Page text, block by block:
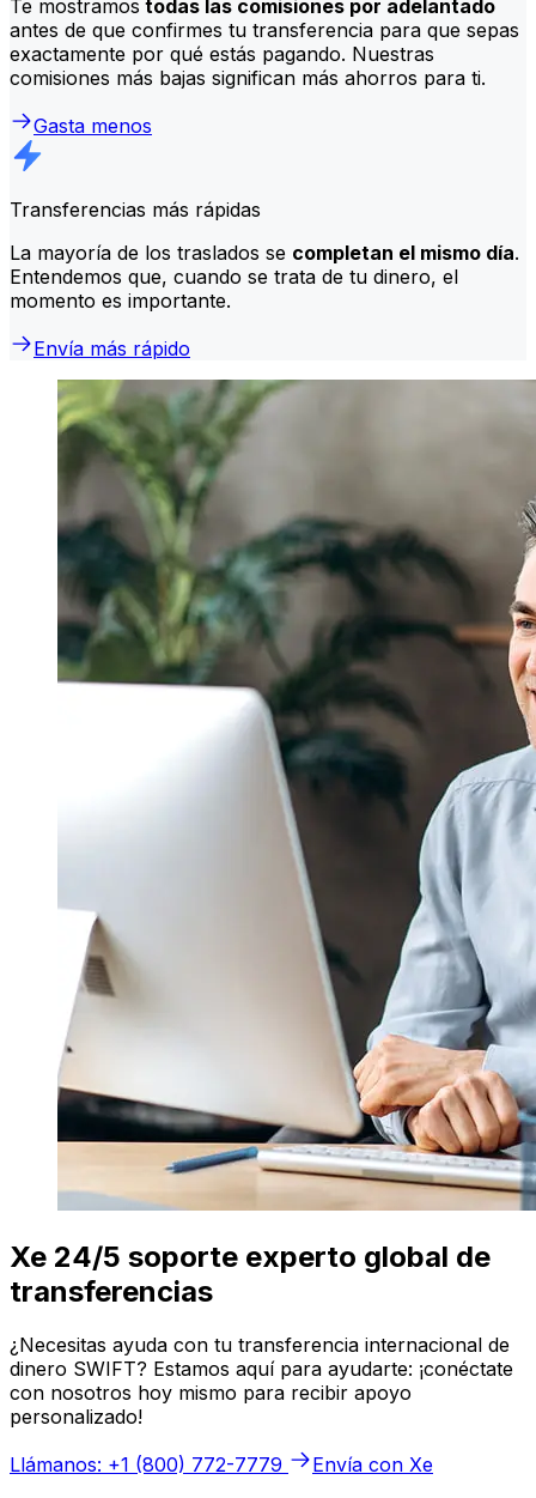
Te mostramos todas las comisiones por adelantado
antes de que confirmes tu transferencia para que sepas
exactamente por qué estás pagando. Nuestras
comisiones más bajas significan más ahorros para ti.
Gasta menos
Transferencias más rápidas
La mayoría de los traslados se completan el mismo día.
Entendemos que, cuando se trata de tu dinero, el
momento es importante.
Envía más rápido
Xe 24/5 soporte experto global de
transferencias
¿Necesitas ayuda con tu transferencia internacional de
dinero SWIFT? Estamos aquí para ayudarte: ¡conéctate
con nosotros hoy mismo para recibir apoyo
personalizado!
Llámanos: +1 (800) 772-7779
Envía con Xe